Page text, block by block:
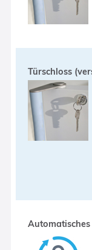
Türschloss
Automatisches